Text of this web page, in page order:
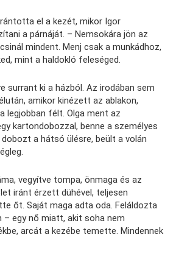
el a kezét, mikor Igor
a párnáját. – Nemsokára jön az
mindent. Menj csak a munkádhoz,
mint a haldokló feleséged.
surrant ki a házból. Az irodában sem
amikor kinézett az ablakon,
legjobban félt. Olga ment az
kartondobozzal, benne a személyes
a hátsó ülésre, beült a volán
vegyítve tompa, önmaga és az
iránt érzett dühével, teljesen
őt. Saját maga adta oda. Feláldozta
egy nő miatt, akit soha nem
arcát a kezébe temette. Mindennek